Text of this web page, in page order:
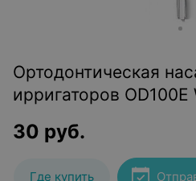
Ортодонтическая
ирригаторов
30 руб.
Где купить